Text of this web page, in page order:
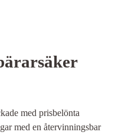
med prisbelönta
med en återvinningsbar